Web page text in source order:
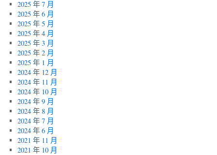
2025 年 7 月
2025 年 6 月
2025 年 5 月
2025 年 4 月
2025 年 3 月
2025 年 2 月
2025 年 1 月
2024 年 12 月
2024 年 11 月
2024 年 10 月
2024 年 9 月
2024 年 8 月
2024 年 7 月
2024 年 6 月
2021 年 11 月
2021 年 10 月